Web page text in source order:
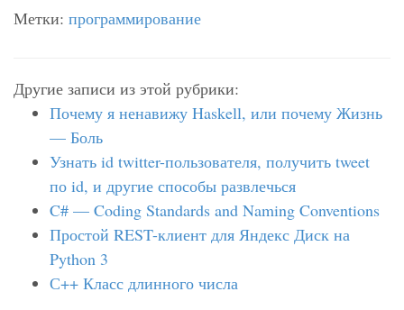
Метки: программирование
Другие записи из этой рубрики:
Почему я ненавижу Haskell, или почему Жизнь
— Боль
Узнать id twitter-пользователя, получить tweet
по id, и другие способы развлечься
C# — Coding Standards and Naming Conventions
Простой REST-клиент для Яндекс Диск на
Python 3
С++ Класс длинного числа